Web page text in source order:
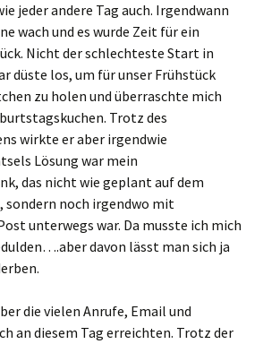
jeder andere Tag auch. Irgendwann
wach und es wurde Zeit für ein
Nicht der schlechteste Start in
düste los, um für unser Frühstück
zu holen und überraschte mich
Trotz des
wirkte er aber irgendwie
Lösung war mein
das nicht wie geplant auf dem
sondern noch irgendwo mit
unterwegs war. Da musste ich mich
davon lässt man sich ja
die vielen Anrufe, Email und
an diesem Tag erreichten. Trotz der